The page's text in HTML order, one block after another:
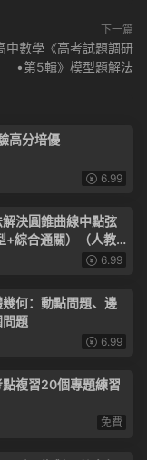
下一篇
中數學《高考試題調研
•第5輯》模型題解法
高分培優
6.99
決圓錐曲線中點弦
+綜合通關）（人教A
6.99
何：動點問題、邊
題
6.99
點複習20個專題練習
免費